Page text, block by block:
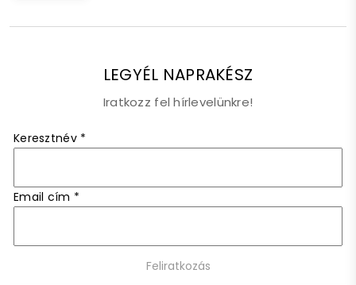
LEGYÉL NAPRAKÉSZ
Iratkozz fel hírlevelünkre!
Keresztnév *
Email cím *